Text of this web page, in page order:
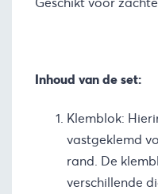
Inhoud van de set:
Klemblok:
vastgeklemd
rand. De
verschillende